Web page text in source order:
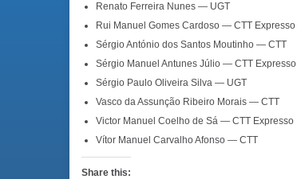
Renato Ferreira Nunes — UGT
Rui Manuel Gomes Cardoso — CTT Expresso
Sérgio António dos Santos Moutinho — CTT
Sérgio Manuel Antunes Júlio — CTT Expresso
Sérgio Paulo Oliveira Silva — UGT
Vasco da Assunção Ribeiro Morais — CTT
Victor Manuel Coelho de Sá — CTT Expresso
Vítor Manuel Carvalho Afonso — CTT
Share this: